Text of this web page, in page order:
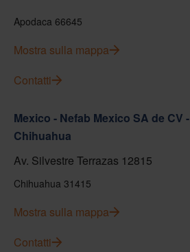
Apodaca 66645
Mostra sulla mappa
Contatti
Mexico - Nefab Mexico SA de CV -
Chihuahua
Av. Silvestre Terrazas 12815
Chihuahua 31415
Mostra sulla mappa
Contatti